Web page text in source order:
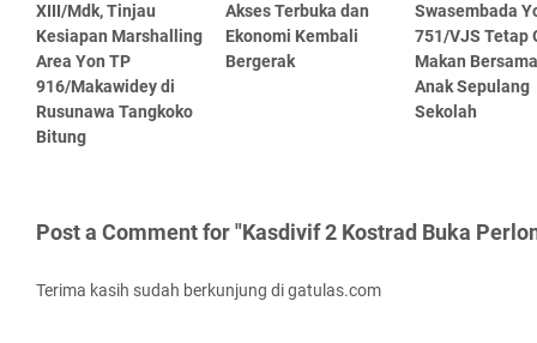
XIII/Mdk, Tinjau
Kesiapan Marshalling
Area Yon TP
916/Makawidey di
Rusunawa Tangkoko
Bitung
Akses Terbuka dan
Ekonomi Kembali
Bergerak
Swasembada
751/VJS Tetap
Makan
Anak Sepulang
Sekolah
Post a Comment for "Kasdivif 2 Kostrad Buka
Terima kasih sudah berkunjung di gatulas.com